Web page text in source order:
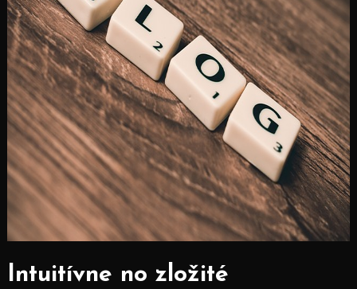
Intuitívne no zložité